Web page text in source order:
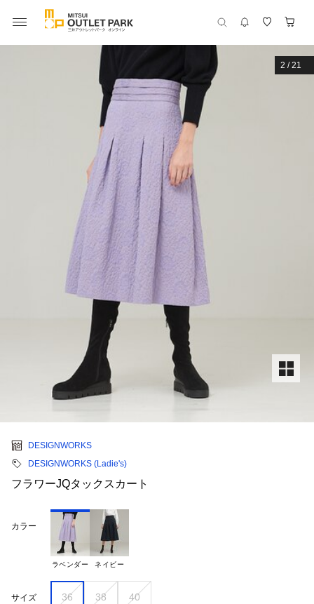
2 /21
DESIGNWORKS
DESIGNWORKS (Ladie's)
フラワーJQタックスカート
カラー
ラベンダー ネイビー
サイズ 36 38 40